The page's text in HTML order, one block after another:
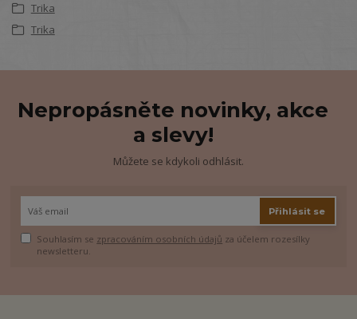
Trika
Trika
Nepropásněte novinky, akce
a slevy!
Můžete se kdykoli odhlásit.
Přihlásit se
Souhlasím se zpracováním osobních údajů za účelem rozesílky
newsletteru.